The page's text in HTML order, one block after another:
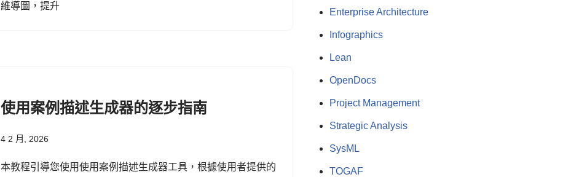
維導圖，提升
使用案例描述生成器的逐步指南
4 2 月, 2026
本教程引導您使用使用案例描述生成器工具，根據使用者提供的
Enterprise Architecture
Infographics
Lean
OpenDocs
Project Management
Strategic Analysis
SysML
TOGAF